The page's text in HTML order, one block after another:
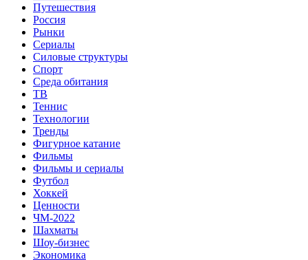
Путешествия
Россия
Рынки
Сериалы
Силовые структуры
Спорт
Среда обитания
ТВ
Теннис
Технологии
Тренды
Фигурное катание
Фильмы
Фильмы и сериалы
Футбол
Хоккей
Ценности
ЧМ-2022
Шахматы
Шоу-бизнес
Экономика